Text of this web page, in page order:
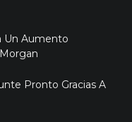
Un Aumento
Pronto Gracias A